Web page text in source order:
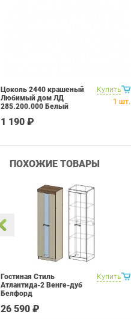
Купить
Цоколь 2440 крашеный
Любимый дом ЛД
285.200.000 Белый
1 190 ₽
1 шт.
ПОХОЖИЕ ТОВАРЫ
Купить
Гостиная Стиль
Атлантида-2 Венге-дуб
Белфорд
26 590 ₽